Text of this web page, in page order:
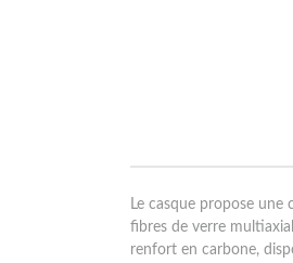
Le casque propose
fibres de verre
renfort en carbone,